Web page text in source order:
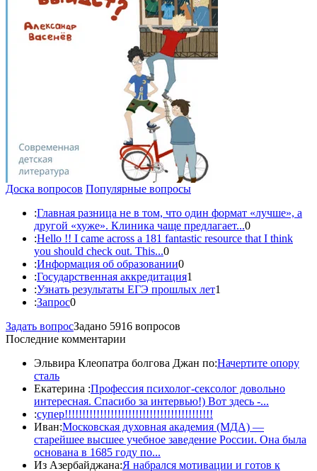
Доска вопросов Популярные вопросы
:Главная разница не в том, что один формат «лучше», а
другой «хуже». Клиника чаще предлагает...0
:Hello !! I came across a 181 fantastic resource that I think
you should check out. This...0
:Информация об образовании0
:Государственная аккредитация1
:Узнать результаты ЕГЭ прошлых лет1
:Запрос0
Задать вопросЗадано 5916 вопросов
Последние комментарии
Эльвира Клеопатра болгова Джан по:Начертите опору
сталь
Екатерина :Профессия психолог-сексолог довольно
интересная. Спасибо за интервью!) Вот здесь -...
:супер!!!!!!!!!!!!!!!!!!!!!!!!!!!!!!!!!!!!!!!!!!
Иван:Московская духовная академия (МДА) —
старейшее высшее учебное заведение России. Она была
основана в 1685 году по...
Из Азербайджана:Я набрался мотивации и готов к